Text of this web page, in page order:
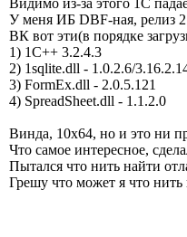
Видимо из-за этого 1С
У меня ИБ DBF-ная, релиз
ВК вот эти(в порядке
1) 1С++ 3.2.4.3
2) 1sqlite.dll - 1.0.2.6/
3) FormEx.dll - 2.0.5.121
4) SpreadSheet.dll - 1.1.2.0
Винда, 10х64, но и это ни
Что самое интересное,
Пытался что нить найти
Грешу что может я что